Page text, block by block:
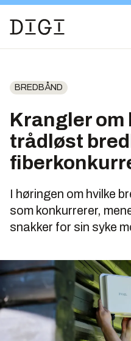
BREDBÅND
Krangler
trådløst
I høringen om hvilke
som konkurrerer,
snakker for sin syke